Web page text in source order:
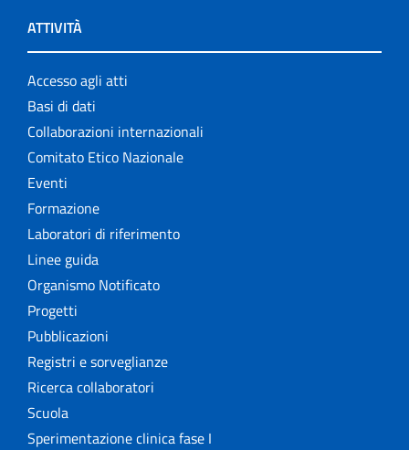
ATTIVITÀ
Accesso agli atti
Basi di dati
Collaborazioni internazionali
Comitato Etico Nazionale
Eventi
Formazione
Laboratori di riferimento
Linee guida
Organismo Notificato
Progetti
Pubblicazioni
Registri e sorveglianze
Ricerca collaboratori
Scuola
Sperimentazione clinica fase I